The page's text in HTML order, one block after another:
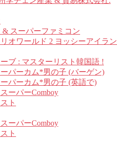
& スーパーファミコン
オワールド 2 ヨッシーアイラ
ブ : マスターリスト韓国語 !
パーカム*男の子 (バーゲン)
パーカム*男の子 (英語で)
ーパーComboy
ト
ーパーComboy
ト